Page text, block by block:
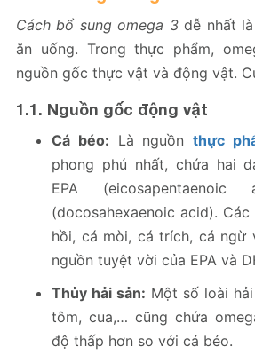
Cách bổ sung omega 3dễ nhất là
ăn uống. Trong thực phẩm,
nguồn gốc thực vật và động vật.
1.1. Nguồn gốc động vật
Cá béo: Là nguồn thực
phong phú nhất, chứa hai
EPA
(docosahexaenoic acid).
hồi, cá mòi, cá trích, cá ngừ
nguồn tuyệt vời của EPA và
Thủy hải sản: Một số loài
tôm, cua,… cũng chứa
độ thấp hơn so với cá béo.